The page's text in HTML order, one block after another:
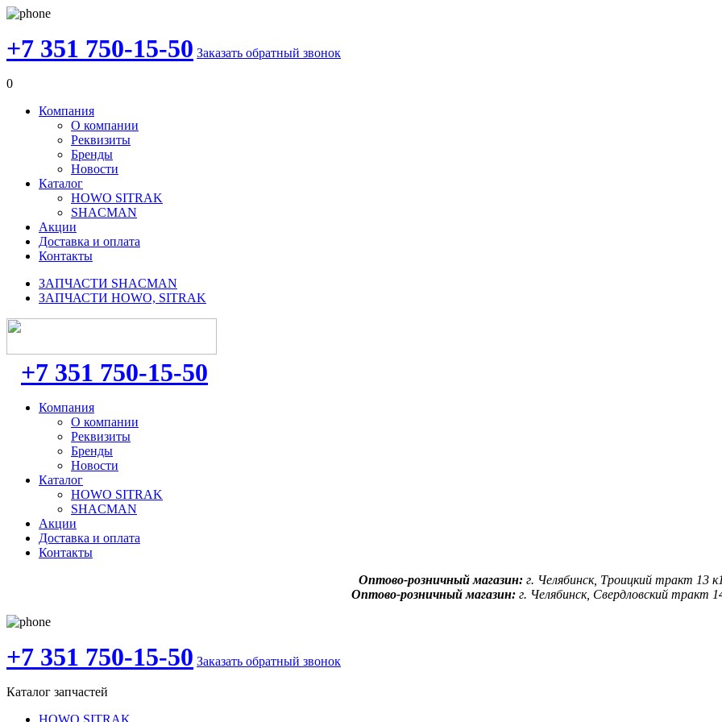
+7 351 750-15-50 Заказать обратный звонок
0
Компания
О компании
Реквизиты
Бренды
Новости
Каталог
HOWO SITRAK
SHACMAN
Акции
Доставка и оплата
Контакты
ЗАПЧАСТИ SHACMAN
ЗАПЧАСТИ HOWO, SITRAK
+7 351 750-15-50
Компания
О компании
Реквизиты
Бренды
Новости
Каталог
HOWO SITRAK
SHACMAN
Акции
Доставка и оплата
Контакты
Оптово-розничный магазин: г. Челябинск, Троицкий тракт 13
Оптово-розничный магазин:г. Челябинск, Свердловский тракт
+7 351 750-15-50 Заказать обратный звонок
Каталог запчастей
HOWO SITRAK